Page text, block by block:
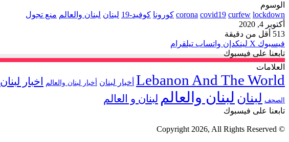
الوسوم
corona covid19 curfew lockdown كورونا كوفيد-19 لبنان لبنان والعالم منع تجول
أكتوبر 4, 2020
513 أقل من دقيقة
فيسبوك ‫X لينكدإن واتساب تيلقرام
تابعنا على فيسبوك
العلامات
Lebanon And The World أخبار لبنان أخبار لبنان والعالم اخبار لبنان
الصحف لبنان لبنان والعالم لبنان و العالم
تابعنا على فيسبوك
© Copyright 2026, All Rights Reserved